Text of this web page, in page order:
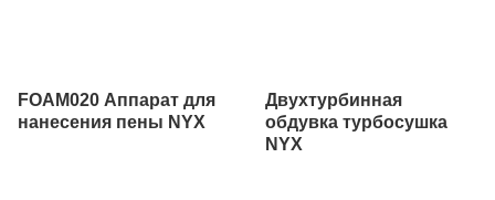
FOAM020 Аппарат для
нанесения пены NYX
Двухтурбинная
обдувка турбосушка
NYX